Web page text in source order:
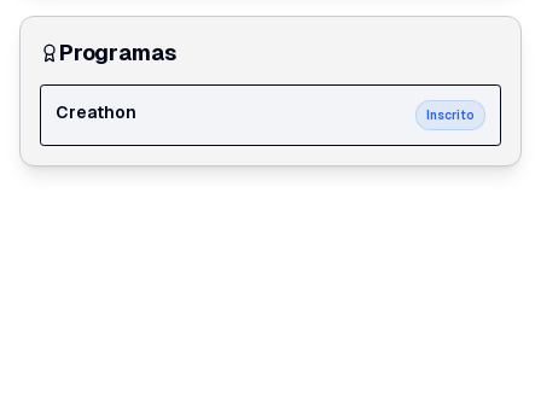
Programas
Creathon Inscrito